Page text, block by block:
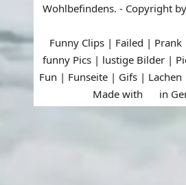
Wohlbefindens. - Copyright
Funny Clips | Failed |
funny Pics | lustige Bilder |
Fun | Funseite | Gifs | Lachen
Made with
in